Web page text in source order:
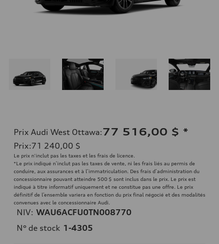
Prix Audi West Ottawa:77 516,00 $ *
Prix:71 240,00 $
Le prix n'inclut pas les taxes et les frais de licence.
*Le prix indiqué n’inclut pas les taxes de vente, ni les frais liés au permis de
conduire, aux assurances et à l’immatriculation. Des frais d’administration du
concessionnaire pouvant atteindre 500 $ sont inclus dans le prix. Le prix est
indiqué à titre informatif uniquement et ne constitue pas une offre. Le prix
définitif de l’ensemble variera en fonction du prix final négocié et des modalités
convenues avec le concessionnaire Audi.
NIV: WAU6ACFU0TN008770
N° de stock 1-4305